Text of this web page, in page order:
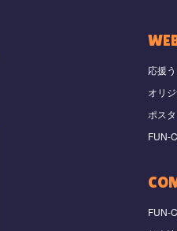
応援
オリ
ポス
FUN-
FUN-